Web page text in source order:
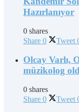
Hazırlanıyor
0 shares
Share 0 Tweet
Olcay Varlı,
müzikolog
0 shares
Share 0 Tweet